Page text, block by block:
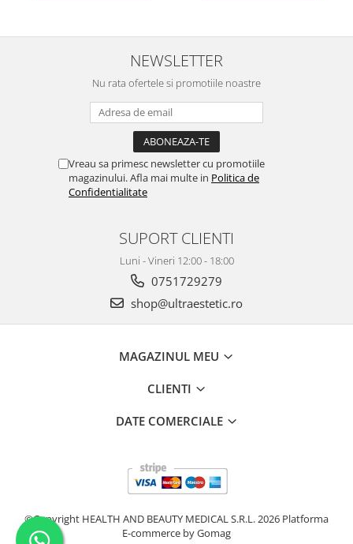
NEWSLETTER
Nu rata ofertele si promotiile noastre
Vreau sa primesc newsletter cu promotiile
magazinului. Afla mai multe in Politica de
Confidentialitate
SUPORT CLIENTI
Luni - Vineri 12:00 - 18:00
0751729279
shop@ultraestetic.ro
MAGAZINUL MEU
CLIENTI
DATE COMERCIALE
©Copyright HEALTH AND BEAUTY MEDICAL S.R.L. 2026 Platforma
E-commerce by Gomag